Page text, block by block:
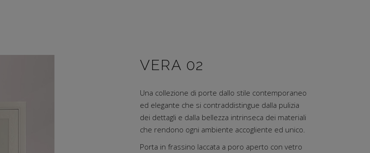
VERA 02
Una collezione di porte dallo stile contemporaneo
ed elegante che si contraddistingue dalla pulizia
dei dettagli e dalla bellezza intrinseca dei materiali
che rendono ogni ambiente accogliente ed unico.
Porta in frassino laccata a poro aperto con vetro